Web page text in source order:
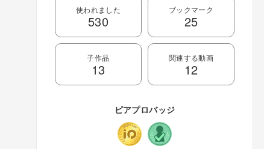
使われました
530
ブックマーク
25
子作品
13
関連する動画
12
ピアプロバッジ